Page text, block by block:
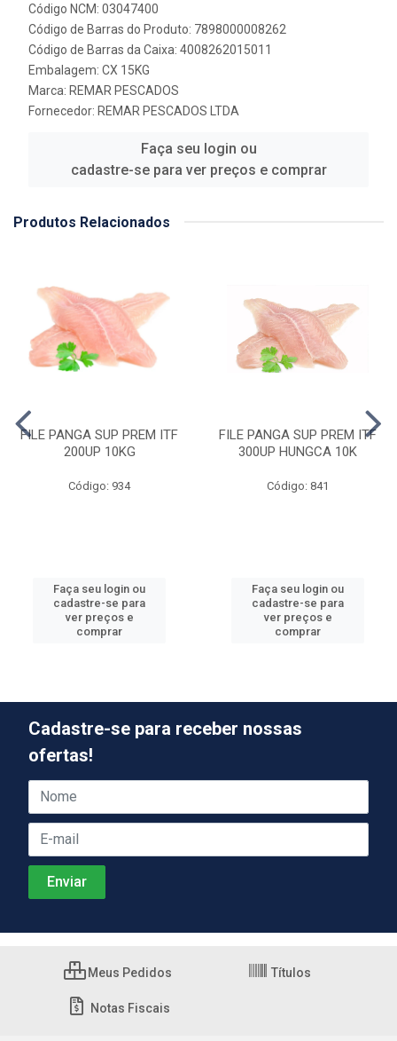
Código NCM: 03047400
Código de Barras do Produto: 7898000008262
Código de Barras da Caixa: 4008262015011
Embalagem: CX 15KG
Marca: REMAR PESCADOS
Fornecedor: REMAR PESCADOS LTDA
Faça seu login ou
cadastre-se para ver preços e comprar
Produtos Relacionados
FILE PANGA SUP PREM ITF
200UP 10KG
Código: 934
Faça seu login ou
cadastre-se para
ver preços e
comprar
FILE PANGA SUP PREM ITF
300UP HUNGCA 10K
Código: 841
Faça seu login ou
cadastre-se para
ver preços e
comprar
Cadastre-se para receber nossas
ofertas!
Meus Pedidos Títulos
Notas Fiscais